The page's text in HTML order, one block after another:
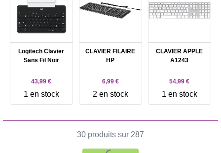
Logitech Clavier
Sans Fil Noir
43,99 €
1 en stock
CLAVIER FILAIRE
HP
6,99 €
2 en stock
CLAVIER APPLE
A1243
54,99 €
1 en stock
30 produits sur 287